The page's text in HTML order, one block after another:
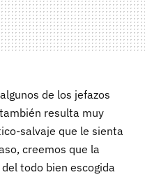
de los jefazos
resulta muy
salvaje que le sienta
creemos que la
todo bien escogida